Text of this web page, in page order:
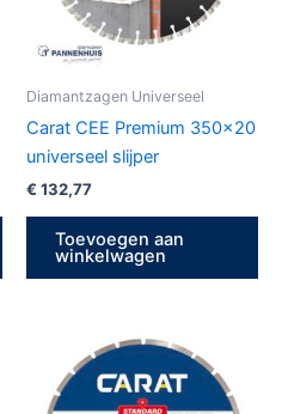
Diamantzagen Universeel
Carat CEE Premium 350×20
universeel slijper
€ 132,77
Toevoegen aan
winkelwagen